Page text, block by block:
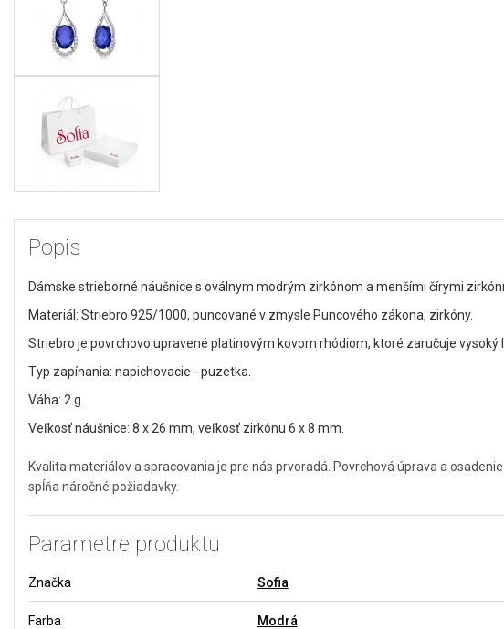
Popis
Dámske strieborné náušnice s oválnym modrým zirkónom a menšími čírymi
Materiál: Striebro 925/1000, puncované v zmysle Puncového zákona, zirkóny.
Striebro je povrchovo upravené platinovým kovom rhódiom, ktoré zaručuje vysoký
Typ zapínania: napichovacie - puzetka.
Váha: 2 g.
Veľkosť náušnice: 8 x 26 mm, veľkosť zirkónu 6 x 8 mm.
Kvalita materiálov a spracovania je pre nás prvoradá. Povrchová úprava a
spĺňa náročné požiadavky.
Parametre produktu
Značka Sofia
Farba Modrá